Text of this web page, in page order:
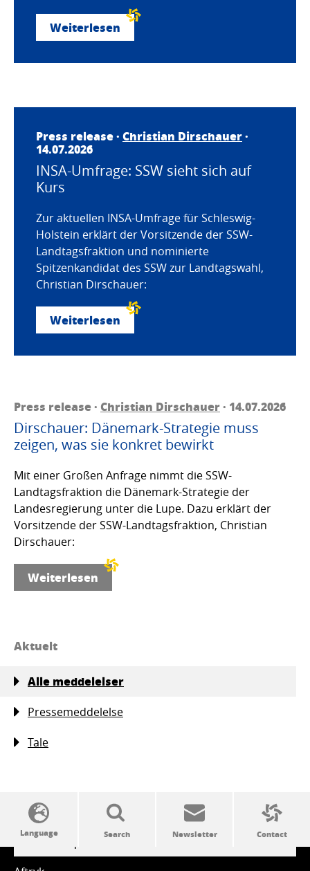
Weiterlesen
Press release · Christian Dirschauer·
14.07.2026
INSA-Umfrage: SSW sieht sich auf
Kurs
Zur aktuellen INSA-Umfrage für Schleswig-
Holstein erklärt der Vorsitzende der SSW-
Landtagsfraktion und nominierte
Spitzenkandidat des SSW zur Landtagswahl,
Christian Dirschauer:
Weiterlesen
Press release · Christian Dirschauer· 14.07.2026
Dirschauer: Dänemark-Strategie muss
zeigen, was sie konkret bewirkt
Mit einer Großen Anfrage nimmt die SSW-
Landtagsfraktion die Dänemark-Strategie der
Landesregierung unter die Lupe. Dazu erklärt der
Vorsitzende der SSW-Landtagsfraktion, Christian
Dirschauer:
Weiterlesen
Aktuelt
Alle meddelelser
Pressemeddelelse
Tale
SSW politics from A to Z